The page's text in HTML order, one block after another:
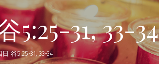
31, 33-34
谷5:25-31, 33-34